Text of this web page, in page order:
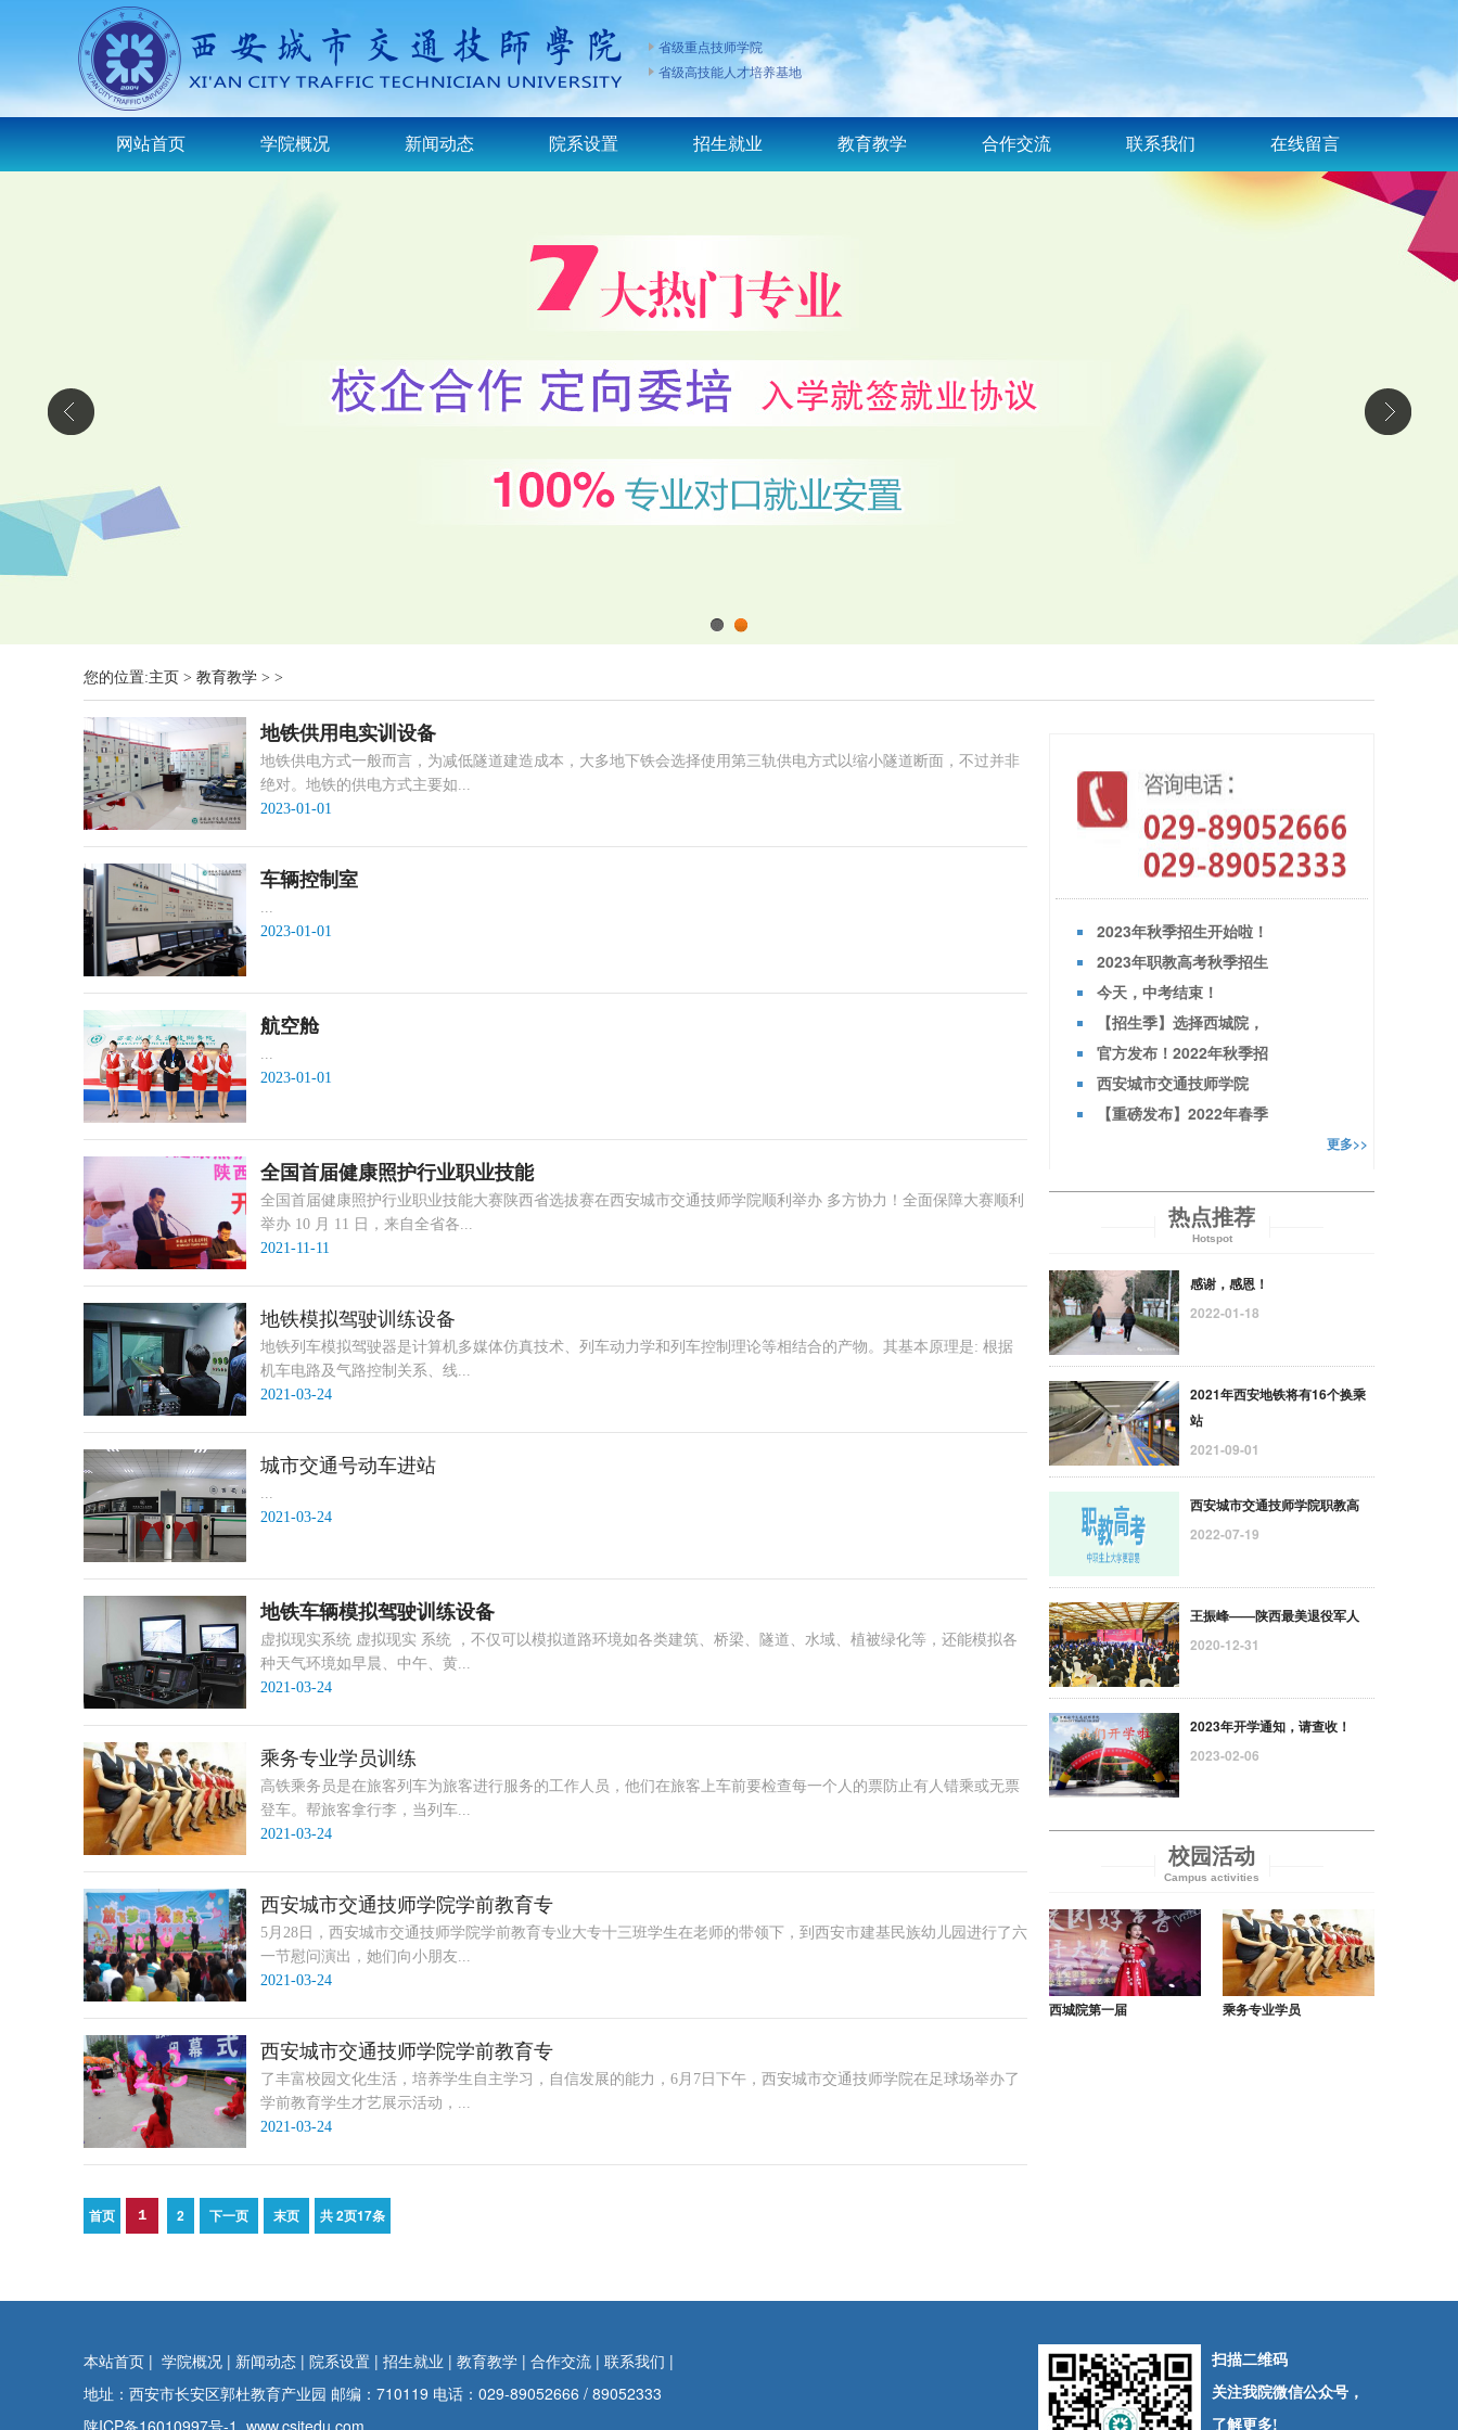
省级重点技师学院
省级高技能人才培养基地
网站首页 学院概况 新闻动态 院系设置 招生就业 教育教学 合作交流 联系我们 在线留言
您的位置:主页 > 教育教学 > >
地铁供用电实训设备
地铁供电方式一般而言，为减低隧道建造成本，大多地下铁会选择使用第三轨供电方式以缩小隧道断面，不过并非
绝对。地铁的供电方式主要如...
2023-01-01
车辆控制室
...
2023-01-01
航空舱
...
2023-01-01
全国首届健康照护行业职业技能
全国首届健康照护行业职业技能大赛陕西省选拔赛在西安城市交通技师学院顺利举办 多方协力！全面保障大赛顺利
举办 10 月 11 日，来自全省各...
2021-11-11
地铁模拟驾驶训练设备
地铁列车模拟驾驶器是计算机多媒体仿真技术、列车动力学和列车控制理论等相结合的产物。其基本原理是: 根据
机车电路及气路控制关系、线...
2021-03-24
城市交通号动车进站
...
2021-03-24
地铁车辆模拟驾驶训练设备
虚拟现实系统 虚拟现实 系统 ，不仅可以模拟道路环境如各类建筑、桥梁、隧道、水域、植被绿化等，还能模拟各
种天气环境如早晨、中午、黄...
2021-03-24
乘务专业学员训练
高铁乘务员是在旅客列车为旅客进行服务的工作人员，他们在旅客上车前要检查每一个人的票防止有人错乘或无票
登车。帮旅客拿行李，当列车...
2021-03-24
西安城市交通技师学院学前教育专
5月28日，西安城市交通技师学院学前教育专业大专十三班学生在老师的带领下，到西安市建基民族幼儿园进行了六
一节慰问演出，她们向小朋友...
2021-03-24
西安城市交通技师学院学前教育专
了丰富校园文化生活，培养学生自主学习，自信发展的能力，6月7日下午，西安城市交通技师学院在足球场举办了
学前教育学生才艺展示活动，...
2021-03-24
首页 1 2 下一页 末页 共2页17条
2023年秋季招生开始啦！
2023年职教高考秋季招生
今天，中考结束！
【招生季】选择西城院，
官方发布！2022年秋季招
西安城市交通技师学院
【重磅发布】2022年春季
更多>>
热点推荐
Hotspot
感谢，感恩！
2022-01-18
2021年西安地铁将有16个换乘
站
2021-09-01
西安城市交通技师学院职教高
2022-07-19
王振峰——陕西最美退役军人
2020-12-31
2023年开学通知，请查收！
2023-02-06
校园活动
Campus activities
西城院第一届 乘务专业学员
本站首页 | 学院概况 | 新闻动态 | 院系设置 | 招生就业 | 教育教学 | 合作交流 | 联系我们 |
地址：西安市长安区郭杜教育产业园 邮编：710119 电话：029-89052666 / 89052333
陕ICP备16010997号-1 www.csjtedu.com
扫描二维码
关注我院微信公众号，
了解更多!